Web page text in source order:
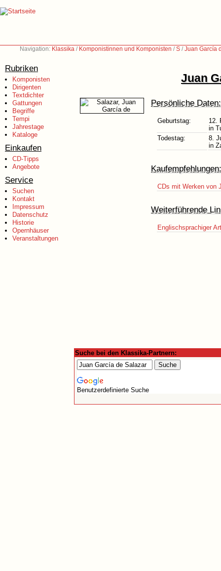
Navigation: Klassika / Komponistinnen und Komponisten /S /Juan García
Rubriken
Komponisten
Dirigenten
Textdichter
Gattungen
Begriffe
Tempi
Jahrestage
Kataloge
Einkaufen
CD-Tipps
Angebote
Service
Suchen
Kontakt
Impressum
Datenschutz
Historie
Opernhäuser
Veranstaltungen
Juan
Persönliche Daten:
Geburtstag:
12.
in
Todestag:
8.
in
Kaufempfehlungen:
CDs mit Werken von
Weiterführende
Englischsprachiger
Suche bei den Klassika-Partnern:
Benutzerdefinierte Suche